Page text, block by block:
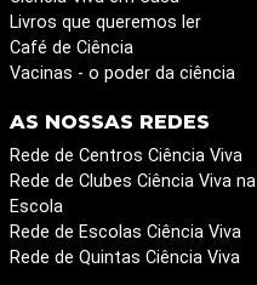
Livros que queremos ler
Café de Ciência
Vacinas - o poder da ciência
AS NOSSAS REDES
Rede de Centros Ciência Viva
Rede de Clubes Ciência Viva na
Escola
Rede de Escolas Ciência Viva
Rede de Quintas Ciência Viva